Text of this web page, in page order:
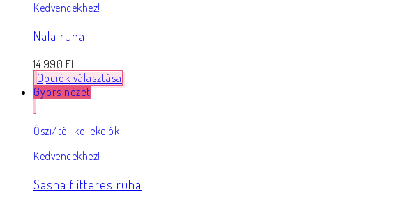
Kedvencekhez!
Nala ruha
14 990 Ft
Opciók választása
Gyors nézet
Őszi/téli kollekciók
Kedvencekhez!
Sasha flitteres ruha